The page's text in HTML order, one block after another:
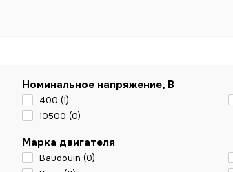
Номинальное напряжение, В
400 (1)
10500 (0)
Марка двигателя
Baudouin (0)